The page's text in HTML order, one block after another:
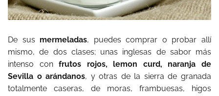
De sus mermeladas, puedes comprar o probar allí
mismo, de dos clases; unas inglesas de sabor más
intenso confrutos rojos, lemon curd, naranja de
Sevilla o arándanos, y otras de la sierra de granada
totalmente caseras, de moras, frambuesas, higos